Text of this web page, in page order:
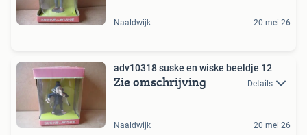
Naaldwijk 20 mei 26
adv10318 suske en wiske beeldje 12
Zie omschrijving Details
Naaldwijk 20 mei 26